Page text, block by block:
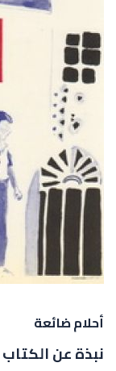
أحلام ضائعة
نبذة عن الكتاب